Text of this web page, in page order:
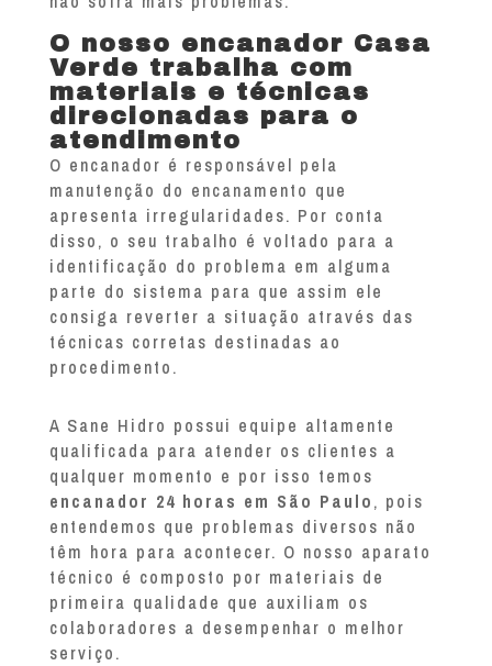
O nosso encanador Casa
Verde trabalha com
materiais e técnicas
direcionadas para o
atendimento
O encanador é responsável pela
manutenção do encanamento que
apresenta irregularidades. Por conta
disso, o seu trabalho é voltado para a
identificação do problema em alguma
parte do sistema para que assim ele
consiga reverter a situação através das
técnicas corretas destinadas ao
procedimento.
A Sane Hidro possui equipe altamente
qualificada para atender os clientes a
qualquer momento e por isso temos
encanador 24 horas em São Paulo, pois
entendemos que problemas diversos não
têm hora para acontecer. O nosso aparato
técnico é composto por materiais de
primeira qualidade que auxiliam os
colaboradores a desempenhar o melhor
serviço.